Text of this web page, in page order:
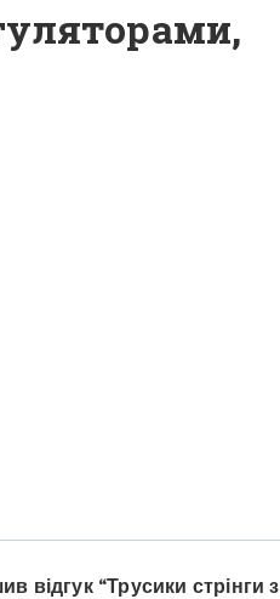
відгук “Трусики стрінги з